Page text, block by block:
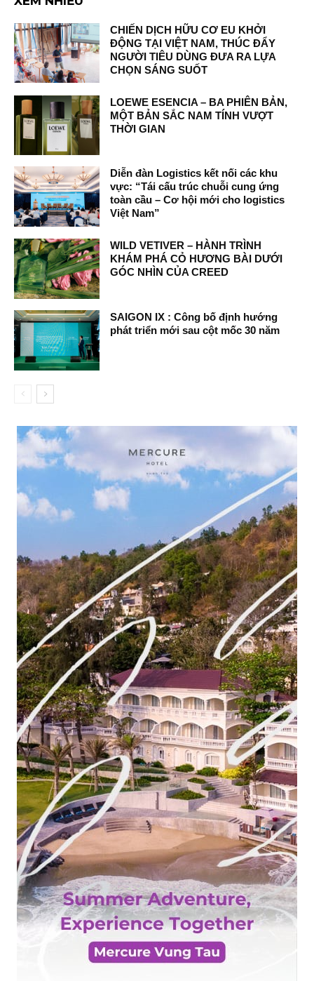
CHIẾN DỊCH HỮU CƠ EU KHỞI
ĐỘNG TẠI VIỆT NAM, THÚC ĐẨY
NGƯỜI TIÊU DÙNG ĐƯA RA LỰA
CHỌN SÁNG SUỐT
LOEWE ESENCIA – BA PHIÊN BẢN,
MỘT BẢN SẮC NAM TÍNH VƯỢT
THỜI GIAN
Diễn đàn Logistics kết nối các khu
vực: “Tái cấu trúc chuỗi cung ứng
toàn cầu – Cơ hội mới cho logistics
Việt Nam”
WILD VETIVER – HÀNH TRÌNH
KHÁM PHÁ CỎ HƯƠNG BÀI DƯỚI
GÓC NHÌN CỦA CREED
SAIGON IX : Công bố định hướng
phát triển mới sau cột mốc 30 năm